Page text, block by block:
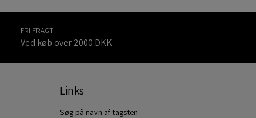
FRI FRAGT
Ved køb over 2000 DKK
Links
Søg på navn af tagsten